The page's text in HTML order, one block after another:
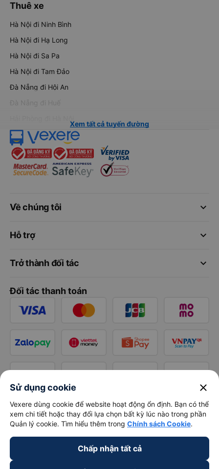
Thuê xe
Hà Nội đi Ninh Bình
Hà Nội đi Hạ Long
Hà Nội đi Sa Pa
Hà Nội đi Tam Đảo
Đà Nẵng đi Hội An
Đà Nẵng đi Huế
Xem tất cả tuyến đường
keyboard_arrow_down
Về chúng tôi
keyboard_arrow_down
Hỗ trợ
keyboard_arrow_down
Trở thành đối tác
Đối tác thanh toán
Sử dụng cookie close
Vexere dùng cookie để website hoạt động ổn định. Bạn có thể
xem chi tiết hoặc thay đổi lựa chọn bất kỳ lúc nào trong phần
Quản lý cookie. Tìm hiểu thêm trong Chính sách Cookie.
Chấp nhận tất cả